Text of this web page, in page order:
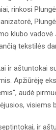
rinkosi
klubo
tekstilės
ir aštuntokai
Apžiūrėję
audė
visiems
ir